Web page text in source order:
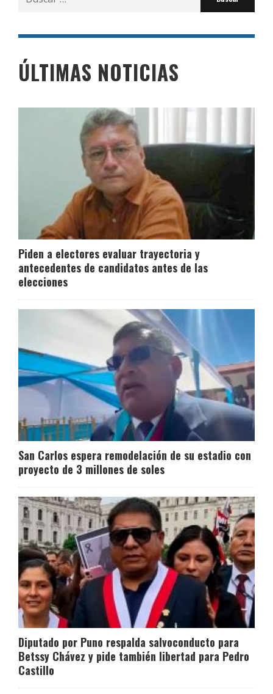
por:
ÚLTIMAS NOTICIAS
Piden a electores evaluar trayectoria y
antecedentes de candidatos antes de las
elecciones
San Carlos espera remodelación de su estadio con
proyecto de 3 millones de soles
Diputado por Puno respalda salvoconducto para
Betssy Chávez y pide también libertad para Pedro
Castillo